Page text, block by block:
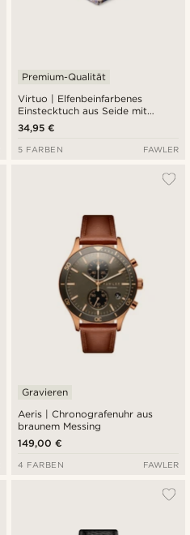
Virtuo | Elfenbeinfarbenes
Einstecktuch aus Seide mit
Paisleymuster
Premium-Qualität
34,95 €
5 FARBEN FAWLER
Aeris | Chronografenuhr aus
braunem Messing
Gravieren
149,00 €
4 FARBEN FAWLER